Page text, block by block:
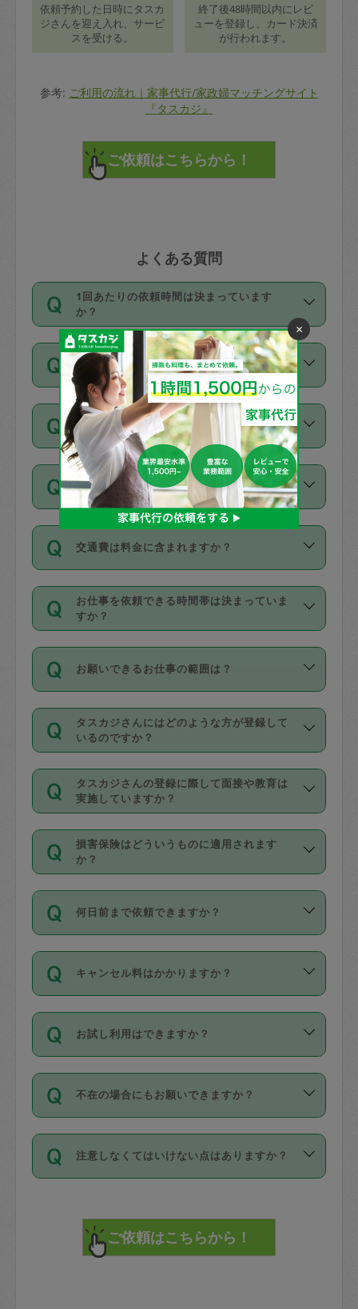
依頼予約した日時にタスカ
ジさんを迎え入れ、サービ
スを受ける。
終了後48時間以内にレビ
ューを登録し、カード決済
が行われます。
参考: ご利用の流れ｜家事代行/家政婦マッチングサイト
『タスカジ』
よくある質問
1回あたりの依頼時間は決まっています
か？
依頼1回につき3時間固定です。3時間を
超えて依頼したい場合は、延長機能をご
利用ください。機能をご利用いただくに
は、タスカジさんに事前に相談し、合意
の上事前申請することが必要です。な
お、3時間を下回っても、値引き等はござ
いません。
価格はどうやって決まっていますか？
11種類の価格帯の中からタスカジさん自
身が価格を選んで設定しています。
タスカジさんの価格設定には最初は制限
があり、レビュー件数、レビューの平均
値、などで除々に設定可能な最高額が上
がっていく仕組みになっています。
支払い方法を教えてください
お支払方法はクレジットカード（Visa／
Master／JCB／AMERICAN EXPRESS／
Diners Club）のみとなります。
カード情報のご登録は、依頼リクエスト
を行う際にご入力ください。プロフィー
ル登録時にはご入力いただかなくても大
丈夫です。
デビットカード・プリペイドカード（Vプ
リカ、au WALLETなど）は支払にはご利
銀行振込や現金払いも対応していませ
なお、タスカジさんの交通費も、依頼料
金のご請求と合わせてお支払いとなりま
動計算で表示されます。
同じタスカジさんに定期的にお願いする場
合はお得になる？
依頼には「スポット」と「定期（毎週｜
隔週）」があり、「定期」の依頼は「ス
ポット」よりお得な料金でご利用できま
す。
定期の最低利用回数は設けていない代わ
りに、一定数を超えたキャンセルは有償
（例：毎週定期の場合は３回以上のキャ
ンセルが有償（1200円、隔週定期の場合
は２回以上のキャンセルが有償（1200
交通費は料金に含まれますか？
交通費は依頼料金とは別途発生し、依頼
料金のご請求と合わせてお支払いとなり
ます。交通費の金額は「依頼の詳細」に
お仕事を依頼できる時間帯は決まっていま
すか？
時間帯は3種類あります。いずれも１回あ
たり３時間です。
・ＡＭ ９時～１２時
・ＰＭ １３時～１６時
・夜 １８時～２１時
開始時間を２時間前後変更することが可
能です。依頼送信後、個別にタスカジさ
んにメッセージを送り調整してくださ
い。ただし、２時間を越えての調整はで
時間も被らない場合、損害保険の対象外
お願いできるお仕事の範囲は？
掃除、整理収納、洗濯、買い物、料理、
作り置きです。タスカジさんによってで
きる仕事の範囲が異なりますので、依頼
する前にタスカジさんのプロフィールで
確認してください。
基本的に、高所での作業や危険作業、屋
外での作業は対象外です。
タスカジさんにはどのような方が登録して
いるのですか？
主婦として長年の家事経験をお持ちの
方、栄養士・調理師といった資格者で保
育園や学校の給食やレストランで料理関
係の専門職に従事されていた方、日本で
すでにハウスキーパーや英語の先生とし
てお仕事をしているフィリピン出身の
社員など様々なバックグラウンドの方が
登録しています。
日本語も話せる方など様々です。
ールに記載していますので、各自の得意
を依頼してください。
タスカジさんの登録に際して面接や教育は
実施していますか？
応募の際に、各自事務局との面接と説明
を行っています。その後、身分証明書の
写真提出をしていただいています。外国
確認しています。タスカジさんトレーニ
ング動画を使ったセルフトレーニングの
現場トライアルを受け、合格したタスカ
ジさんが活動されています。
※テストセンターの講評は１件目のレビュ
参考
【詳細】タスカジさんの登録に際
損害保険はどういうものに適用されます
か？
依頼者とタスカジさんとの間でタスカジ
を通して成立した作業時間内での作業に
適用されます。作業範囲は、掃除、洗
です。作業中に物を壊したり、人にけが
をさせたりした場合が対象で、補償金額
す。
写真を撮り、
詳細FAQ：
損害賠償保険について教えて
何日前まで依頼できますか？
ご依頼は、現在を起点に3日後（72時間
以降）の日時から受付可能となっていま
す。
タスカジさんへ「募集」をかけることが
可能です。
キャンセル料はかかりますか？
キャンセル料には、以下の2種類がありま
す。
1. 直前キャンセル（定期、スポット契約
共通）
72時間を超える※と、以下のキャンセル
料が発生します。
直前キャンセル料：
72時間前〜24時間前＝依頼料金の50%
お試し利用はできますか？
「お試し利用」というメニューはありま
せんが、「一回のみ」依頼を活用するこ
とによって、気に入ったタスカジさんを
まず、条件の合う気になるタスカジさ
みてください。
その後、一番気に入ったタスカジさんに
不在の場合にもお願いできますか？
不在の場合の作業はタスカジさんの同意
が必要です。数回の依頼ののち、タスカ
ジさんと依頼者の間で十分な信頼関係が
てください。
不在時に部屋に入るためにタスカジさん
注意しなくてはいけない点はありますか？
で、必ず鍵のかかるロッカーや金庫に入
れて依頼者の責任の元管理するよう心掛
けてください。
×